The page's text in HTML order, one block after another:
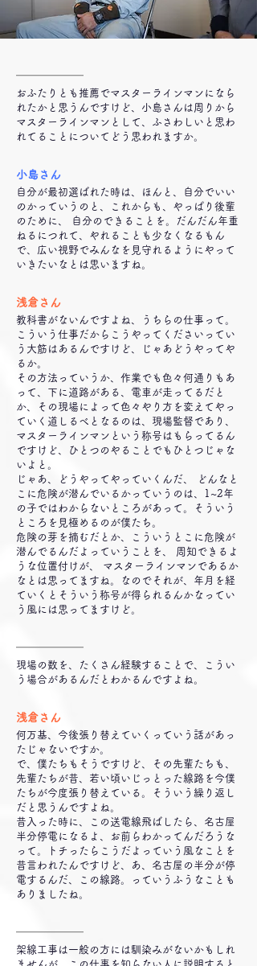
━━━━━━
おふたりとも推薦でマスターラインマンになら
れたかと思うんですけど、小島さんは周りから
マスターラインマンとして、ふさわしいと思わ
れてることについてどう思われますか。
小島さん
自分が最初選ばれた時は、ほんと、自分でいい
のかっていうのと、これからも、やっぱり後輩
のために、 自分のできることを。だんだん年重
ねるにつれて、やれることも少なくなるもん
で、広い視野でみんなを見守れるようにやって
いきたいなとは思いますね。
浅倉さん
教科書がないんですよね、うちらの仕事って。
こういう仕事だからこうやってくださいってい
う大筋はあるんですけど、じゃあどうやってや
るか。
その方法っていうか、作業でも色々何通りもあ
って、下に道路がある、電車が走ってるだと
か、その現場によって色々やり方を変えてやっ
ていく道しるべとなるのは、現場監督であり、
マスターラインマンという称号はもらってるん
ですけど、ひとつのやることでもひとつじゃな
いよと。
じゃあ、どうやってやっていくんだ、 どんなと
こに危険が潜んでいるかっていうのは、1~2年
の子ではわからないところがあって。そういう
ところを見極めるのが僕たち。
危険の芽を摘むだとか、こういうとこに危険が
潜んでるんだよっていうことを、 周知できるよ
うな位置付けが、 マスターラインマンであるか
なとは思ってますね。なのでそれが、年月を経
ていくとそういう称号が得られるんかなってい
う風には思ってますけど。
━━━━━━
現場の数を、たくさん経験することで、こうい
う場合があるんだとわかるんですよね。
浅倉さん
何万基、今後張り替えていくっていう話があっ
たじゃないですか。
で、僕たちもそうですけど、その先輩たちも、
先輩たちが昔、若い頃いじっとった線路を今僕
たちが今度張り替えている。そういう繰り返し
だと思うんですよね。
昔入った時に、この送電線飛ばしたら、名古屋
半分停電になるよ、お前らわかってんだろうな
って。トチったらこうだよっていう風なことを
昔言われたんですけど、あ、名古屋の半分が停
電するんだ、この線路。っていうふうなことも
ありましたね。
━━━━━━
架線工事は一般の方には馴染みがないかもしれ